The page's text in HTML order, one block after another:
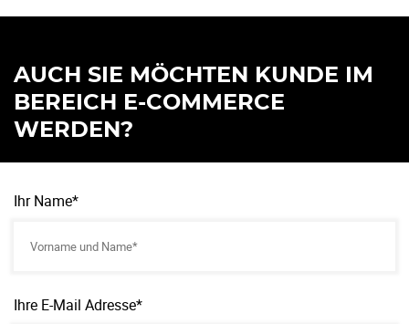
AUCH SIE MÖCHTEN KUNDE IM
BEREICH E-COMMERCE
WERDEN?
Ihr Name*
Ihre E-Mail Adresse*